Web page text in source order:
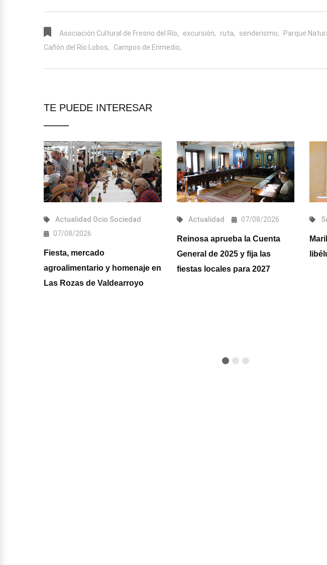
Asociación Cultural de Fresno del Río, excursión, ruta, senderismo,
Parque
Cañón del Río Lobos,
Campoo de Enmedio,
TE PUEDE INTERESAR
Actualidad Ocio Sociedad
07/08/2026
Fiesta, mercado
agroalimentario y homenaje en
Las Rozas de Valdearroyo
Actualidad 07/08/2026
Reinosa aprueba la Cuenta
General de 2025 y fija las
fiestas locales para 2027